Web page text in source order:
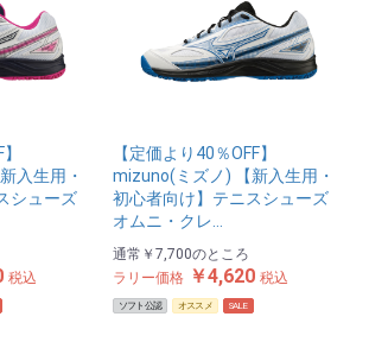
入生用・
シューズ
税込
【定価より40％OFF】
mizuno(ミズノ) 【新入生用・
初心者向け】テニスシューズ
オムニ・クレ…
通常 ￥7,700のところ
ラリー価格 ￥4,620 税込
ソフト公認 オススメ SALE